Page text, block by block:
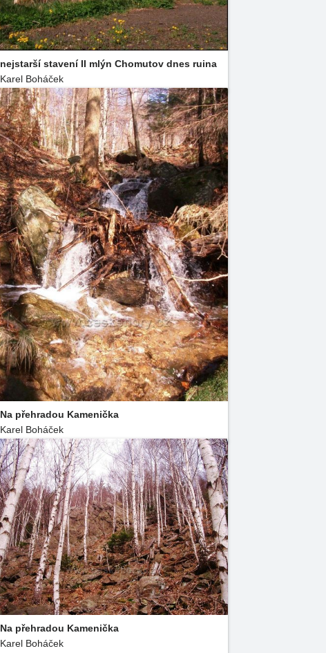
nejstarší stavení II mlýn Chomutov dnes ruina
Karel Boháček
Na přehradou Kamenička
Karel Boháček
Na přehradou Kamenička
Karel Boháček